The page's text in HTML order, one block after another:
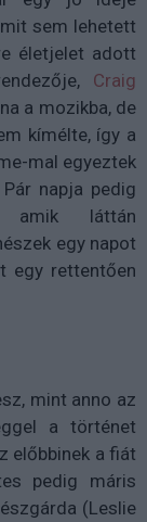
sem lehetett
életjelet adott
Craig
a mozikba, de
kímélte, így a
mal egyeztek
napja pedig
láttán
egy napot
egy rettentően
mint anno az
a történet
előbbinek a fiát
pedig máris
(Leslie